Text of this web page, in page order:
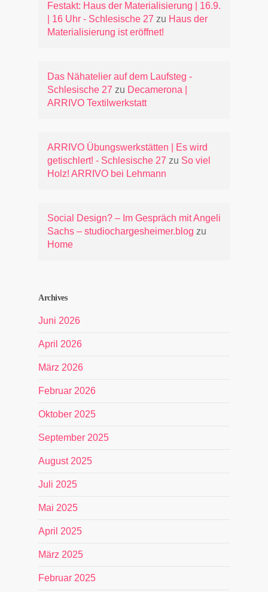
Festakt: Haus der Materialisierung | 16.9.
| 16 Uhr - Schlesische 27 zu Haus der
Materialisierung ist eröffnet!
Das Nähatelier auf dem Laufsteg -
Schlesische 27 zu Decamerona |
ARRIVO Textilwerkstatt
ARRIVO Übungswerkstätten | Es wird
getischlert! - Schlesische 27 zu So viel
Holz! ARRIVO bei Lehmann
Social Design? – Im Gespräch mit Angeli
Sachs – studiochargesheimer.blog zu
Home
Archives
Juni 2026
April 2026
März 2026
Februar 2026
Oktober 2025
September 2025
August 2025
Juli 2025
Mai 2025
April 2025
März 2025
Februar 2025